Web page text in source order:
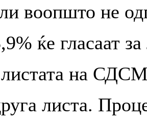
воопшто не
ќе
листата на
листа.